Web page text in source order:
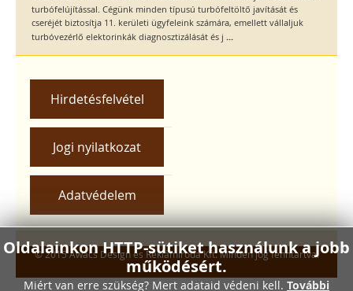
turbófelújítással. Cégünk minden típusú turbófeltöltő javítását és
cseréjét biztosítja 11. kerületi ügyfeleink számára, emellett vállaljuk
turbóvezérlő elektorinkák diagnosztizálását és j ...
Hirdetésfelvétel
Jogi nyilatkozat
Adatvédelem
Oldalainkon HTTP-sütiket használunk a jobb
működésért.
Miért van erre szükség? Mert adataid védeni kell. További
© 2015 Awacs Design és Reklámiroda Kft. Minden jog fenntartva.